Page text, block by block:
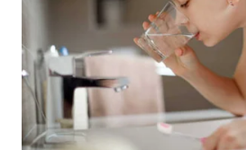
WAHANA
NEWS
WAHANA
TANI